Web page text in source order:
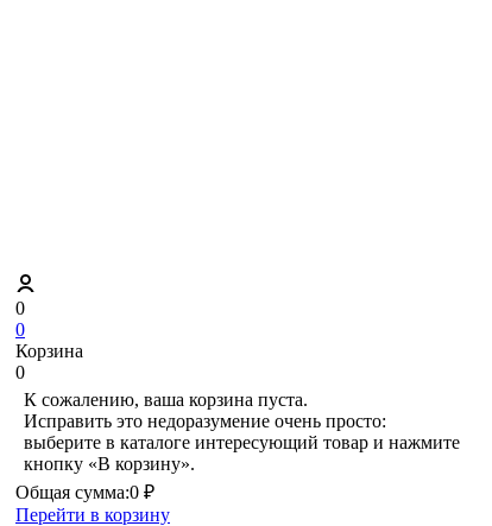
0
0
Корзина
0
К сожалению, ваша корзина пуста.
Исправить это недоразумение очень просто:
выберите в каталоге интересующий товар и нажмите
кнопку «В корзину».
Общая сумма:0 ₽
Перейти в корзину